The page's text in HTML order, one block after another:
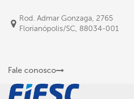
Rod. Admar Gonzaga, 2765
Florianópolis/SC, 88034-001
Fale conosco